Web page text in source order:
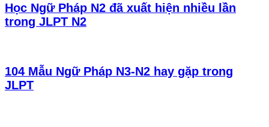
Học Ngữ Pháp N2 đã xuất hiện nhiều lần
trong JLPT N2
104 Mẫu Ngữ Pháp N3-N2 hay gặp trong
JLPT